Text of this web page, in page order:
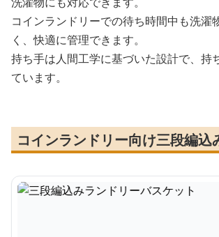
コインランドリーでの待ち時間中も洗濯
く、快適に管理できます。
持ち手は人間工学に基づいた設計で、持
ています。
コインランドリー向け三段編込